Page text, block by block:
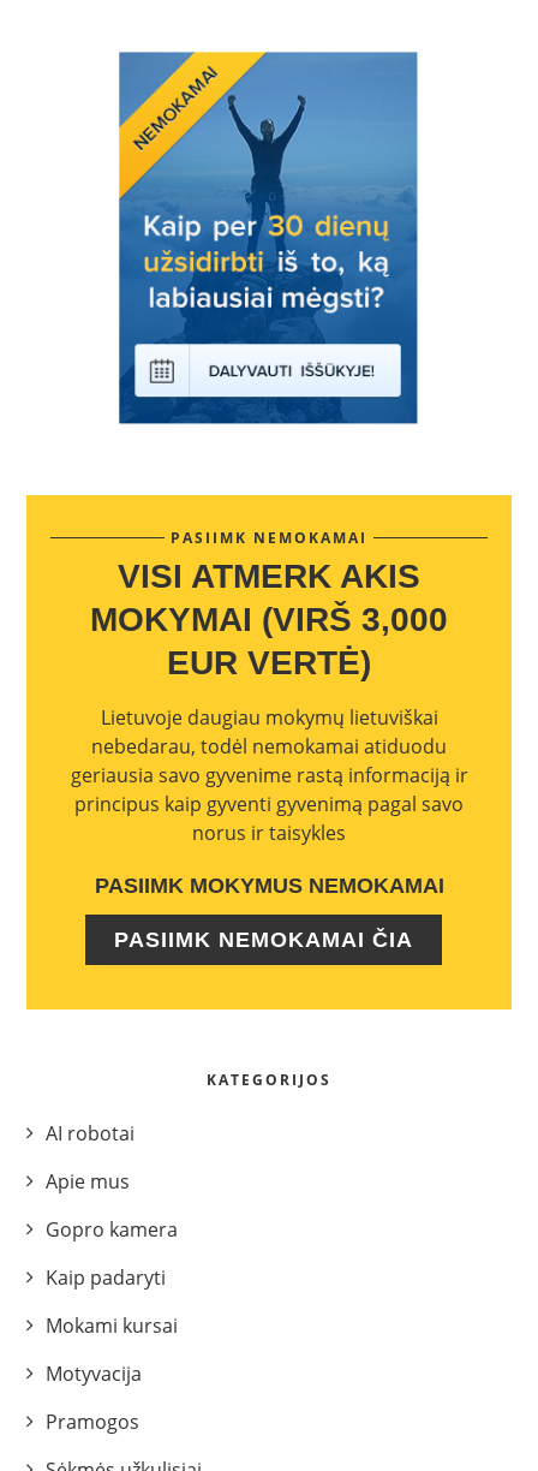
PASIIMK NEMOKAMAI
VISI ATMERK AKIS
MOKYMAI (VIRŠ 3,000
EUR VERTĖ)
Lietuvoje daugiau mokymų lietuviškai
nebedarau, todėl nemokamai atiduodu
geriausia savo gyvenime rastą informaciją ir
principus kaip gyventi gyvenimą pagal savo
norus ir taisykles
PASIIMK MOKYMUS NEMOKAMAI
PASIIMK NEMOKAMAI ČIA
KATEGORIJOS
AI robotai
Apie mus
Gopro kamera
Kaip padaryti
Mokami kursai
Motyvacija
Pramogos